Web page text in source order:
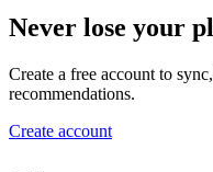
Never lose your
Create a free account to
recommendations.
Create account